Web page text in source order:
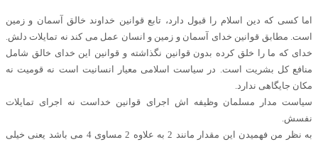
اما کسی که دین اسلام را قبول دارد، تابع قوانین خداوند خالق آسمان و زمین
است. مطابق قوانین خدای آسمان و زمین و انسان عمل می کند نه تمایلات دلش.
خدای که ما را خلق کرده بدون قوانین نگذاشته و قوانین این خدای خالق شامل
منافع کل بشریت است. در سیاست اسلامی معیار انسانیت است نه قومیت نه
مکان جایگاهی ندارد.
سیاست مدار مسلمان وظیفه اش اجرای قوانین خداست نه اجرای تمایلات
نفسش.
به نظر من فهمیدن این مقدار مانند 2 به علاوه 2 مساوی 4 می باشد یعنی خیلی